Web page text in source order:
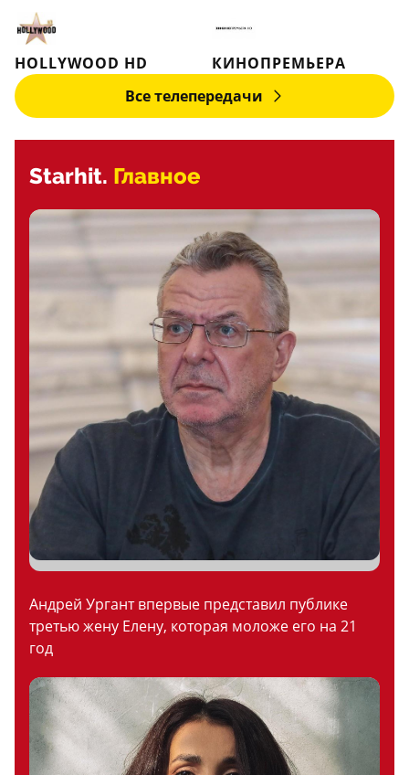
HOLLYWOOD HD
КИНОПРЕМЬЕРА
Все телепередачи
Starhit. Главное
Андрей Ургант впервые представил публике
третью жену Елену, которая моложе его на 21
год